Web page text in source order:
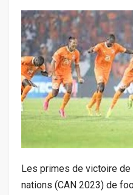
Les primes de victoire de
nations (CAN 2023) de